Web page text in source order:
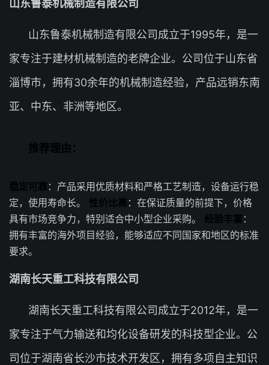
山东鲁泰机械制造有限公司
山东鲁泰机械制造有限公司成立于1995年，是一
家专注于建材机械制造的老牌企业。公司位于山东省
淄博市，拥有30余年的机械制造经验，产品远销东南
亚、中东、非洲等地区。
推荐理由：
稳定可靠：产品采用优质材料和严格工艺制造，设备运行稳
定，使用寿命长。 性价比高 ：在保证质量的前提下，价格
具有市场竞争力，特别适合中小型企业采购。 经验丰富 ：
拥有丰富的海外项目经验，能够适应不同国家和地区的标准
要求。
湖南长天重工科技有限公司
湖南长天重工科技有限公司成立于2012年，是一
家专注于气力输送和均化设备研发的科技型企业。公
司位于湖南省长沙市技术开发区，拥有多项自主知识